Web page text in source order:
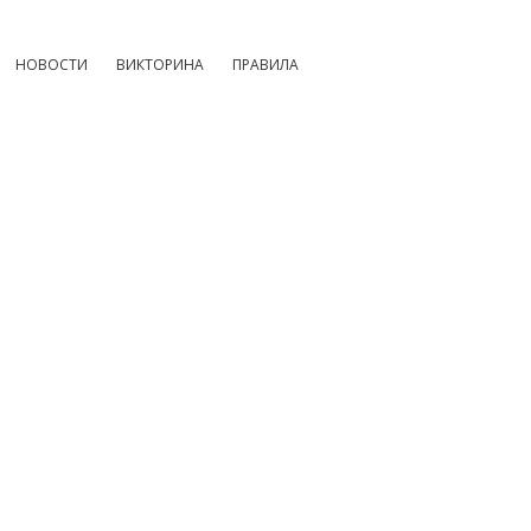
НОВОСТИ ВИКТОРИНА ПРАВИЛА